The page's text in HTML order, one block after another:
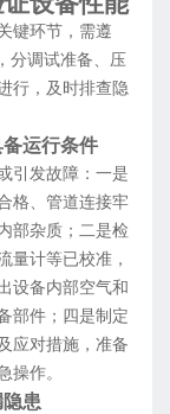
键环节，需遵
分调试准备、压
行，及时排查隐
备运行条件
引发故障：一是
格、管道连接牢
部杂质；二是检
量计等已校准，
设备内部空气和
部件；四是制定
应对措施，准备
操作。
隐患